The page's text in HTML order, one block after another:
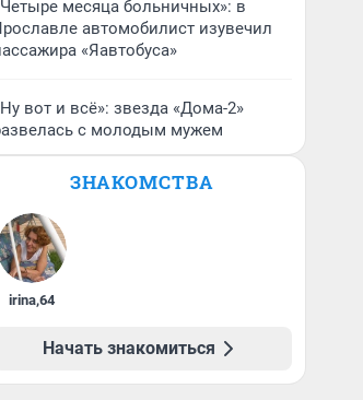
месяца больничных»: в
автомобилист изувечил
«Яавтобуса»
вот и всё»: звезда «Дома-2»
с молодым мужем
ЗНАКОМСТВА
irina,64
Начать знакомиться